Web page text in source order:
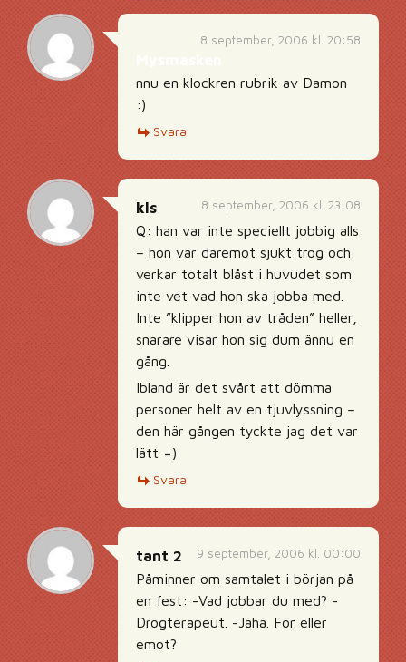
8 september, 2006 kl. 20:58
nnu en klockren rubrik av Damon
:)
Svara
8 september, 2006 kl. 23:08
kls
Q: han var inte speciellt jobbig alls
– hon var däremot sjukt trög och
verkar totalt blåst i huvudet som
inte vet vad hon ska jobba med.
Inte ”klipper hon av tråden” heller,
snarare visar hon sig dum ännu en
gång.
Ibland är det svårt att dömma
personer helt av en tjuvlyssning –
den här gången tyckte jag det var
lätt =)
Svara
9 september, 2006 kl. 00:00
tant 2
Påminner om samtalet i början på
en fest: -Vad jobbar du med? -
Drogterapeut. -Jaha. För eller
emot?